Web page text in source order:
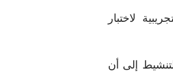
لاختبار
إلى أن